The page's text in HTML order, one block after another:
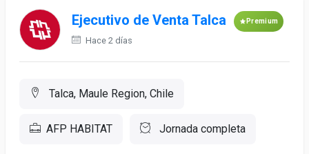
Ejecutivo de Venta Talca Premium
Hace 2 días
Talca, Maule Region, Chile
AFP HABITAT Jornada completa